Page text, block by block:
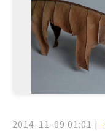
2014-11-09 01:01 |